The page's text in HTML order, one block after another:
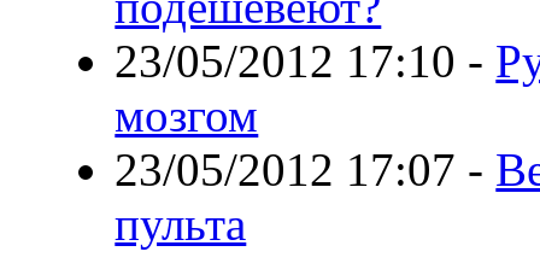
23/05/2012 17:10 -
мозгом
23/05/2012 17:07 -
пульта